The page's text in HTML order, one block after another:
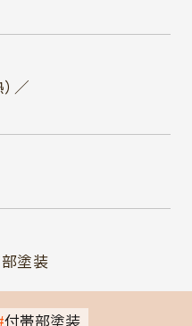
／
塗装
付帯部塗装